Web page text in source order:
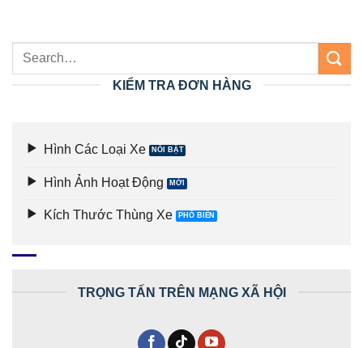
KIỂM TRA ĐƠN HÀNG
Hình Các Loại Xe
Hình Ảnh Hoạt Động
Kích Thước Thùng Xe
TRỌNG TẤN TRÊN MẠNG XÃ HỘI